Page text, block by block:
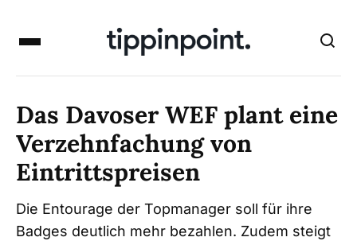
Das Davoser WEF plant eine
Verzehnfachung von
Eintrittspreisen
Die Entourage der Topmanager soll für ihre
Badges deutlich mehr bezahlen. Zudem steigt